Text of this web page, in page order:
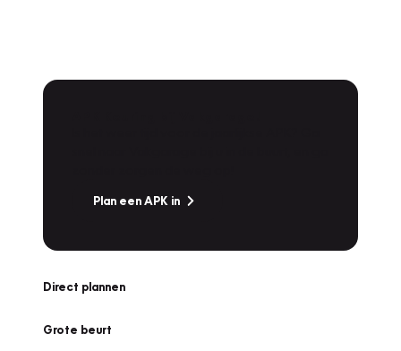
Plan een APK in
Direct plannen
Grote beurt